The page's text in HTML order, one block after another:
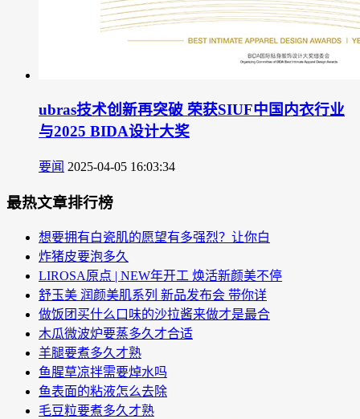
ubras技术创新再突破 荣获SIUF中国内衣行业
与2025 BIDA设计大奖
要闻 2025-04-05 16:03:34
最热文章排行榜
想要拥有白瓷肌的愿望有多强烈？让你白
炸猪皮要泡多久
LIROSA原点 | NEW年开工 焕活新颜美不停
舒玉美 润颜美肌系列 新品发布会 带你详
做饭团买什么口味的沙拉酱来做才是最合
木瓜微波炉要蒸多久才合适
羊腿要煮多久才熟
鱼腥草凉拌需要焯水吗
鱼表面的粘液怎么去除
毛豆粒要煮多久才熟